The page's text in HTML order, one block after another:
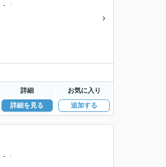
-
詳細 お気に入り
詳細を見る 追加する
-